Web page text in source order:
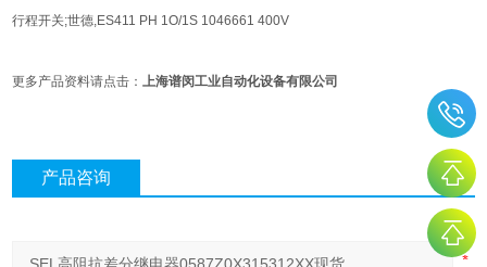
行程开关;世德,ES411 PH 1O/1S 1046661 400V
更多产品资料请点击：上海谱闵工业自动化设备有限公司
产品咨询